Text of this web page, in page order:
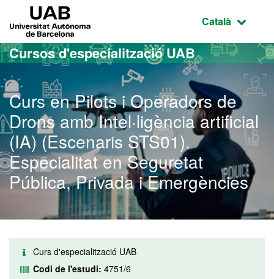
Ves al contingut principal
Ves a la navegació de la pàgina
Idioma
Català
Cursos d'especialització UAB
Curs en Pilots i Operadors de
Drons amb Intel·ligència artificial
(IA) (Escenaris STS01).
Especialitat en Seguretat
Pública, Privada i Emergències
Curs d'especialització UAB
Codi de l'estudi: 4751/6